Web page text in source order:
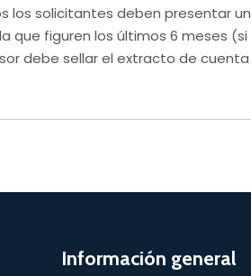
los solicitantes deben presentar
que figuren los últimos 6 meses
debe sellar el extracto de
Información general